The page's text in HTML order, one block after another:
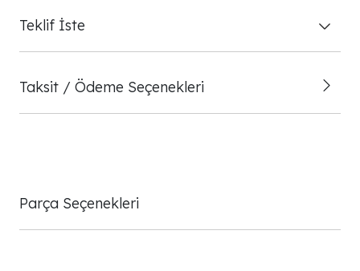
Teklif İste
Taksit / Ödeme Seçenekleri
Parça Seçenekleri